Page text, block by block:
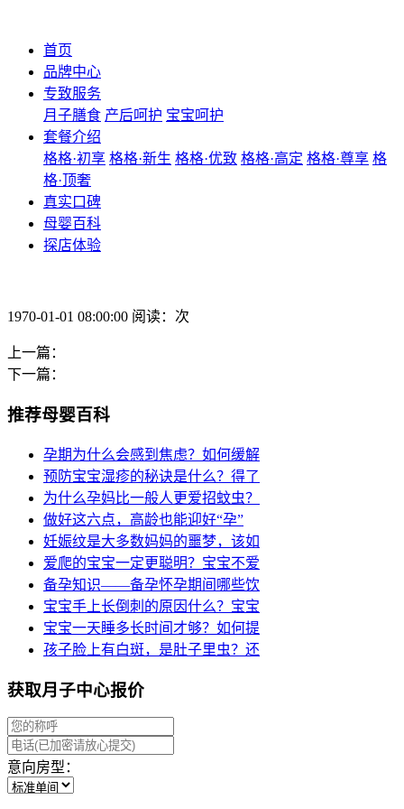
首页
品牌中心
专致服务
月子膳食 产后呵护 宝宝呵护
套餐介绍
格格·初享 格格·新生 格格·优致 格格·高定 格格·尊享 格
格·顶奢
真实口碑
母婴百科
探店体验
1970-01-01 08:00:00 阅读：次
上一篇：
下一篇：
推荐母婴百科
孕期为什么会感到焦虑？如何缓解
预防宝宝湿疹的秘诀是什么？得了
为什么孕妈比一般人更爱招蚊虫？
做好这六点，高龄也能迎好“孕”
妊娠纹是大多数妈妈的噩梦，该如
爱爬的宝宝一定更聪明？宝宝不爱
备孕知识——备孕怀孕期间哪些饮
宝宝手上长倒刺的原因什么？宝宝
宝宝一天睡多长时间才够？如何提
孩子脸上有白斑，是肚子里虫？还
获取月子中心报价
意向房型：